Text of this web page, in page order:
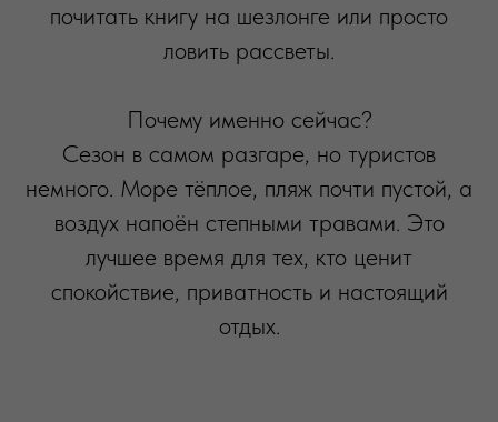
почитать книгу на шезлонге или просто
ловить рассветы.
Почему именно сейчас?
Сезон в самом разгаре, но туристов
немного. Море тёплое, пляж почти пустой, а
воздух напоён степными травами. Это
лучшее время для тех, кто ценит
спокойствие, приватность и настоящий
отдых.